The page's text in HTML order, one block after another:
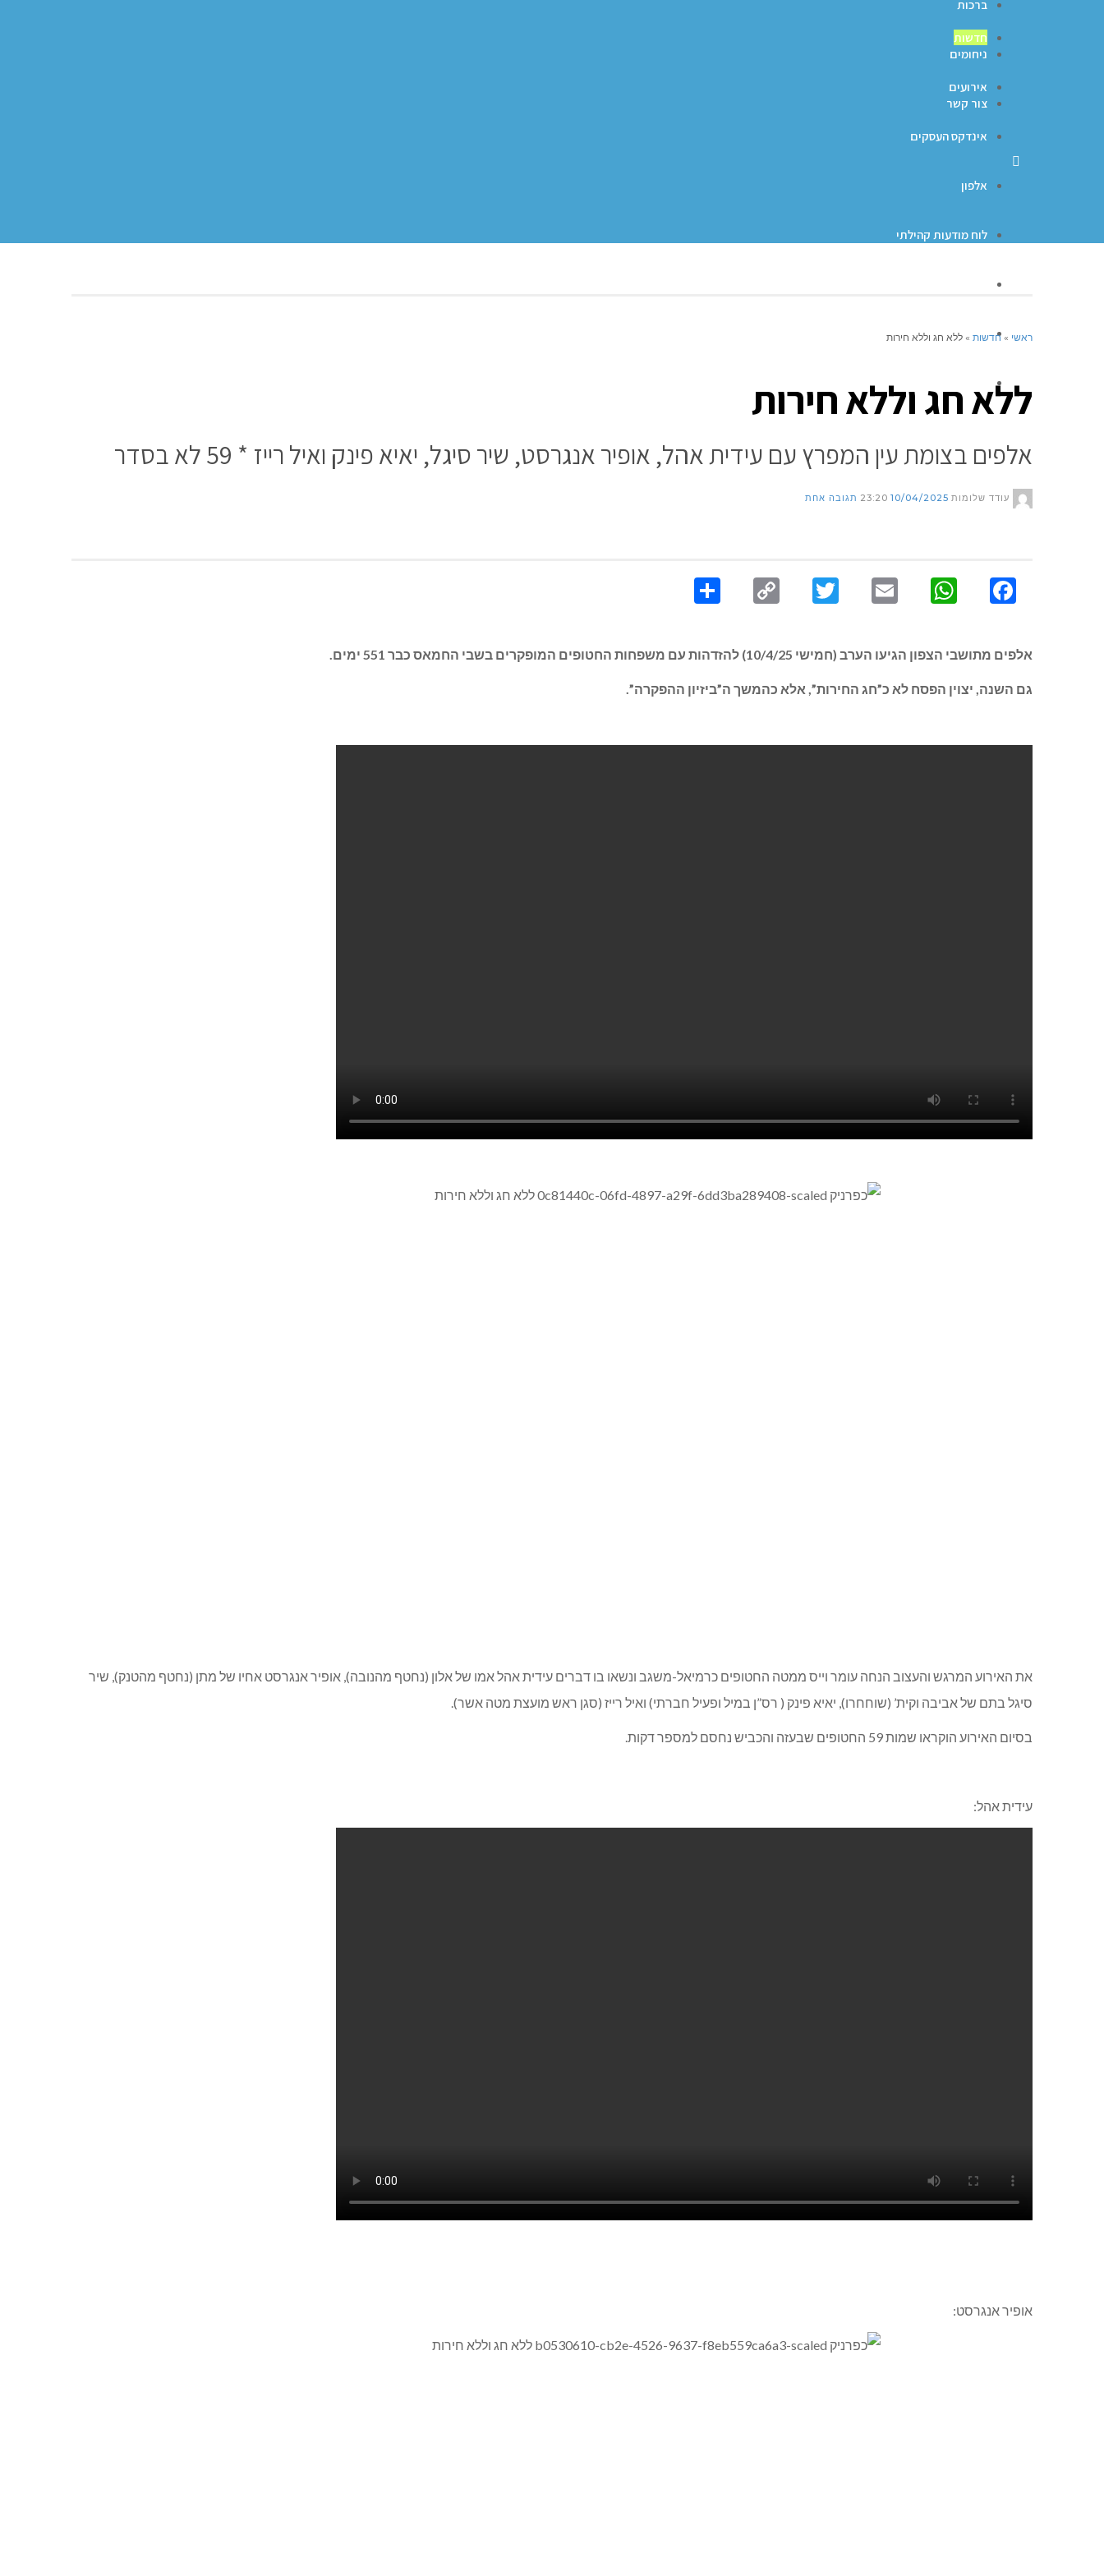
ברכות
ניחומים
צור קשר
חדשות
אירועים
אינדקס העסקים
אלפון
לוח מודעות קהילתי
ניחומים ראשי » חדשות » ללא חג וללא חירות
ללא חג וללא חירות
אלפים בצומת עין המפרץ עם עידית אהל, אופיר אנגרסט, שיר סיגל, יאיא פינק ואיל רייז * 59 לא בסדר
עודד שלומות 10/04/2025
23:20 תגובה אחת
Facebook
WhatsApp
Email
Twitter
Copy
אלפים מתושבי הצפון הגיעו הערב (חמישי 10/4/25) להזדהות עם משפחות החטופים המופקרים בשבי החמאס כבר 551 ימים.
גם השנה, יצוין הפסח לא כ”חג החירות”, אלא כהמשך ה”ביזיון ההפקרה”.
את האירוע המרגש והעצוב הנחה עומר וייס ממטה החטופים כרמיאל-משגב ונשאו בו דברים עידית אהל אמו של אלון (נחטף מהנובה), אופיר אנגרסט אחיו של מתן (נחטף מהטנק), שיר
סיגל בתם של אביבה וקית’ (שוחחרו), יאיא פינק ( רס”ן במיל ופעיל חברתי) ואיל רייז (סגן ראש מועצת מטה אשר).
בסיום האירוע הוקראו שמות 59 החטופים שבעזה והכביש נחסם למספר דקות.
עידית אהל:
אופיר אנגרסט: